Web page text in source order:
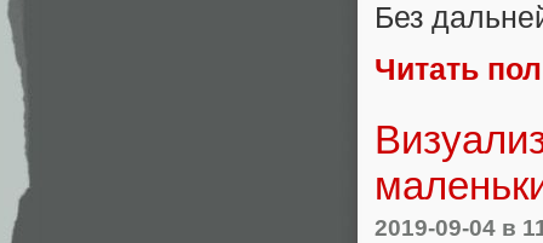
Без
Читать
2019-09-04 в